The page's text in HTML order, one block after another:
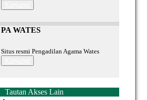
PA WATES
Situs resmi Pengadilan Agama Wates
Tautan Akses Lain